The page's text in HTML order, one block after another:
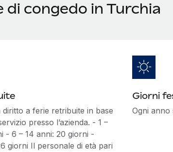
di congedo in Turchia
a ferie retribuite in base
presso l’azienda. - 1 –
- 6 – 14 anni: 20 giorni -
giorni Il personale di età pari
Giorni
Ogni anno